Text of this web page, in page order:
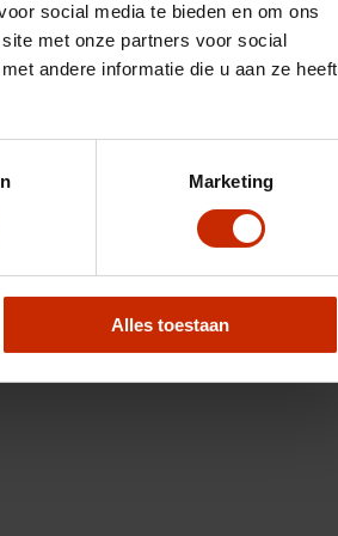
social media te bieden en om ons
met onze partners voor social
andere informatie die u aan ze heeft
Marketing
Alles toestaan